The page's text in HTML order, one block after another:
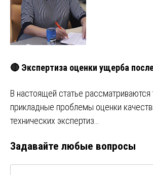
🔴 Экспертиза оценки ущерба
В настоящей статье рассматриваются
прикладные проблемы оценки
технических экспертиз…
Задавайте любые вопросы